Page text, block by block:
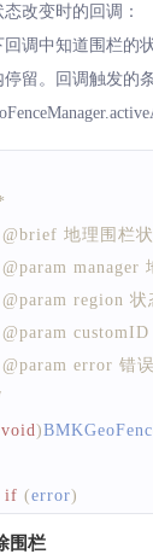
NSLog (@
}
else
{
NSLog(@"add
态改变时的回调：
回调中知道围栏的
停留。回调触发的
地理围栏
manager
region 状
error 错
void)
if (error)
围栏